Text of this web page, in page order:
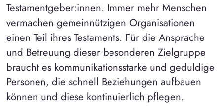
Testamentgeber:innen. Immer mehr Menschen
vermachen gemeinnützigen Organisationen
einen Teil ihres Testaments. Für die Ansprache
und Betreuung dieser besonderen Zielgruppe
braucht es kommunikationsstarke und geduldige
Personen, die schnell Beziehungen aufbauen
können und diese kontinuierlich pflegen.